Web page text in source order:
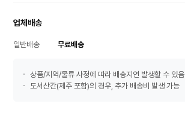
업체배송
일반배송 무료배송
상품/지역/물류 사정에 따라 배송지연 발생할 수 있음
도서산간(제주 포함)의 경우, 추가 배송비 발생 가능